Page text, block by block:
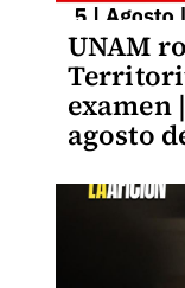
UNAM
examen
agosto